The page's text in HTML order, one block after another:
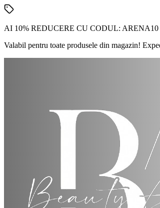
AI 10% REDUCERE CU CODUL: ARENA10
Valabil pentru toate produsele din magazin!